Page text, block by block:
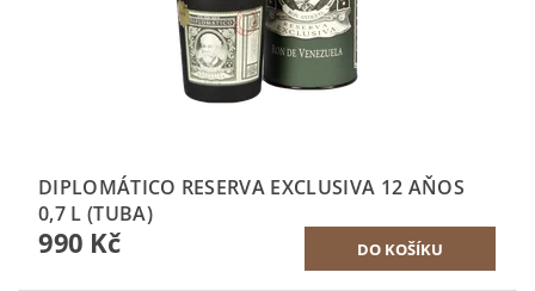
DIPLOMÁTICO RESERVA EXCLUSIVA 12 AŇOS
0,7 L (TUBA)
990 Kč